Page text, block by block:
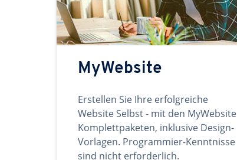
MyWebsite
Erstellen Sie Ihre erfolgreiche
Website Selbst - mit den MyWebsite
Komplettpaketen, inklusive Design-
Vorlagen. Programmier-Kenntnisse
sind nicht erforderlich.